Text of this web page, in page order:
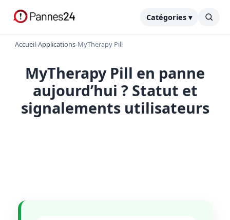
Catégories ▾
Accueil›Applications›MyTherapy Pill
MyTherapy Pill en panne
aujourd’hui ? Statut et
signalements utilisateurs